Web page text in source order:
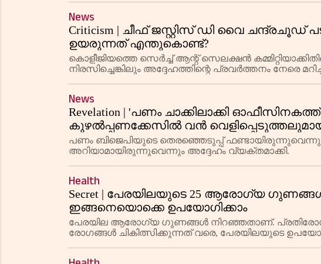
News
Criticism | ചീഫ് ജസ്റ്റിസ് ഡി വൈ ചന്ദ്രചൂഡ്
ഉയരുന്നത് എന്തുകൊണ്ട്?
കൊളീജിയത്തെ സെര്‍ച്ച് ആന്റ് സെലക്ഷന്‍
നിരസിച്ചെങ്കിലും അദ്ദേഹത്തിന്റെ പ്രവര്‍ത്തനം നേരെ
News
Revelation | 'പണം ചാക്കിലാക്കി
കുഴൽപ്പണക്കേസിൽ വൻ
സെക്രടറി
പണം ബിജെപിയുടെ തെരഞ്ഞെടുപ്പ് ഫണ്ടായിരുന്നുവെന്നും
അറിയാമായിരുന്നുവെന്നും അദ്ദേഹം വ്യക്തമാക്കി.
Health
Secret | പേരയിലയുടെ 25 ആരോഗ്യ
ഇങ്ങനെയൊക്കെ ഉപയോഗിക്കാം
പേരയില ആരോഗ്യ ഗുണങ്ങൾ നിറഞ്ഞതാണ്.
രോഗങ്ങൾ ചികിത്സിക്കുന്നത് വരെ, പേരയിലയുടെ